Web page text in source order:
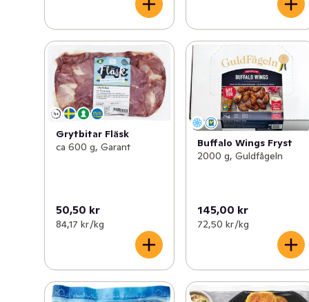
Grytbitar Fläsk
ca 600 g, Garant
50,50 kr
84,17 kr /kg
Buffalo Wings Fryst
2000 g, Guldfågeln
145,00 kr
72,50 kr /kg